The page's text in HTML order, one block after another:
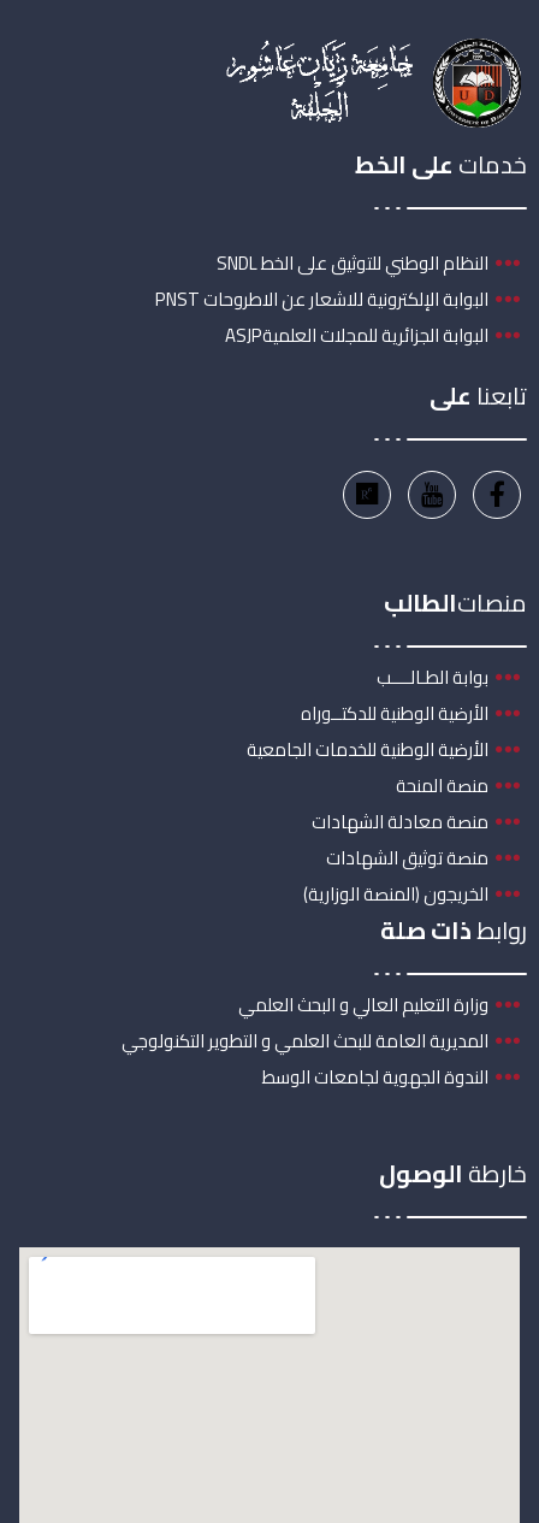
خدماتعلى الخط
النظام الوطني للتوثيق على الخط SNDL
البوابة الإلكترونية للاشعار عن الاطروحات PNST
البوابة الجزائرية للمجلات العلميةASJP
تابعنا على
منصاتالطالب
بوابة الطـالــــب
الأرضية الوطنية للدكتــوراه
الأرضية الوطنية للخدمات الجامعية
منصة المنحة
منصة معادلة الشهادات
منصة توثيق الشهادات
الخريجون (المنصة الوزارية)
روابطذات صلة
وزارة التعليم العالي و البحث العلمي
المديرية العامة للبحث العلمي و التطوير التكنولوجي
الندوة الجهوية لجامعات الوسط
خارطةالوصول